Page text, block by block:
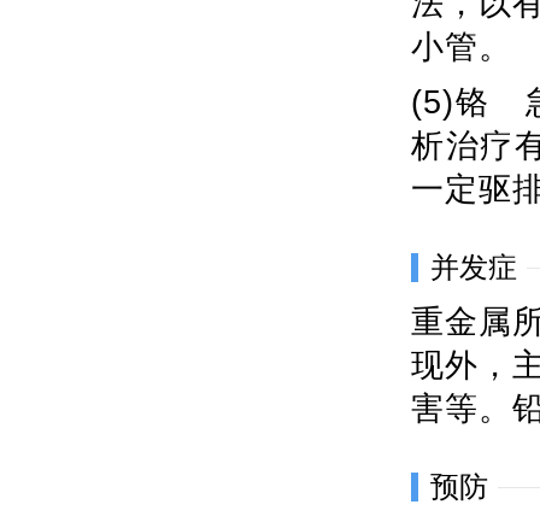
小管。
(5)铬
析治疗
一定驱
并发症
重金属
现外，
害等。
预防